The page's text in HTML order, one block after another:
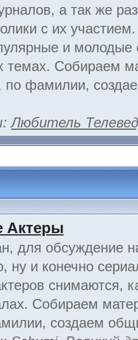
а так же
с их
и молодые
темах. Собираем
по фамилии,
Любитель
Актеры
для обсуждение
ну и конечно
снимаются,
Собираем
создаем